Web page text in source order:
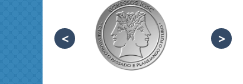
< >